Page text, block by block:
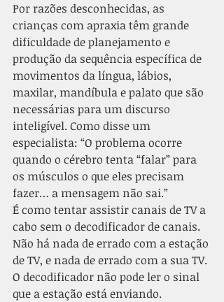
Por razões desconhecidas, as
crianças com apraxia têm grande
dificuldade de planejamento e
produção da sequência específica de
movimentos da língua, lábios,
maxilar, mandíbula e palato que são
necessárias para um discurso
inteligível. Como disse um
especialista: “O problema ocorre
quando o cérebro tenta “falar” para
os músculos o que eles precisam
fazer… a mensagem não sai.”
É como tentar assistir canais de TV a
cabo sem o decodificador de canais.
Não há nada de errado com a estação
de TV, e nada de errado com a sua TV.
O decodificador não pode ler o sinal
que a estação está enviando.